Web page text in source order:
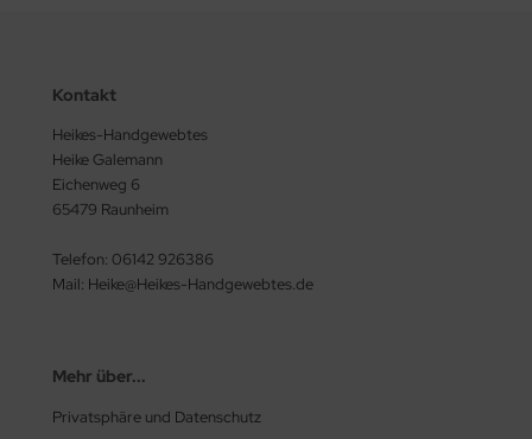
Kontakt
Heikes-Handgewebtes
Heike Galemann
Eichenweg 6
65479 Raunheim
Telefon: 06142 926386
Mail: Heike@Heikes-Handgewebtes.de
Mehr über...
Privatsphäre und Datenschutz